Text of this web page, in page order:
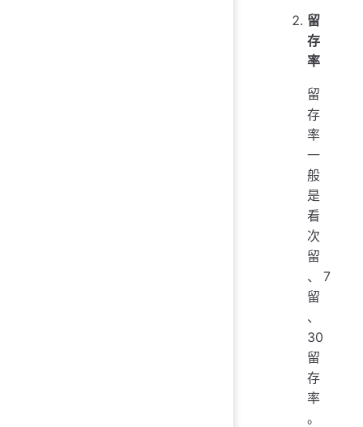
留
存
率
留
存
率
一
般
是
看
次
留
、7
留
、
30
留
存
率
。